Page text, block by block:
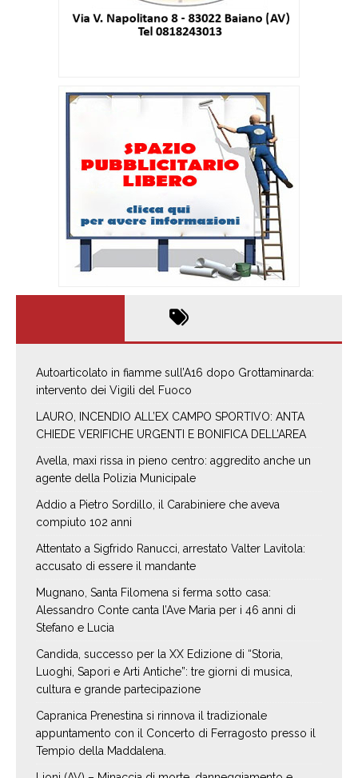
Autoarticolato in fiamme sull’A16 dopo Grottaminarda:
intervento dei Vigili del Fuoco
LAURO, INCENDIO ALL’EX CAMPO SPORTIVO: ANTA
CHIEDE VERIFICHE URGENTI E BONIFICA DELL’AREA
Avella, maxi rissa in pieno centro: aggredito anche un
agente della Polizia Municipale
Addio a Pietro Sordillo, il Carabiniere che aveva
compiuto 102 anni
Attentato a Sigfrido Ranucci, arrestato Valter Lavitola:
accusato di essere il mandante
Mugnano, Santa Filomena si ferma sotto casa:
Alessandro Conte canta l’Ave Maria per i 46 anni di
Stefano e Lucia
Candida, successo per la XX Edizione di “Storia,
Luoghi, Sapori e Arti Antiche”: tre giorni di musica,
cultura e grande partecipazione
Capranica Prenestina si rinnova il tradizionale
appuntamento con il Concerto di Ferragosto presso il
Tempio della Maddalena.